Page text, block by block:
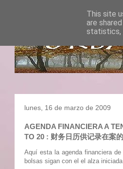
lunes, 16 de marzo de 2009
AGENDA FINANCIERA A
TO 20 : 财务日历供记录在案
Aquí esta la agenda financiera
bolsas sigan con el el alza
This site
are
statistics,